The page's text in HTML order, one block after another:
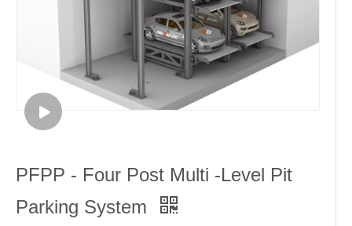
PFPP - Four Post Multi -Level Pit
Parking System